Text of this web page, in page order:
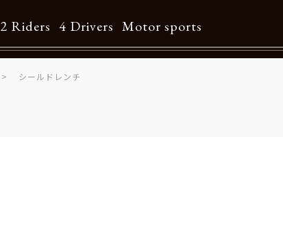
2 Riders 4 Drivers Motor sports
シールドレンチ